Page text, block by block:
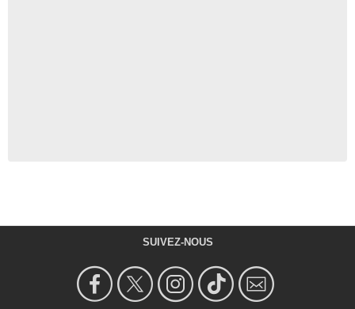
SUIVEZ-NOUS